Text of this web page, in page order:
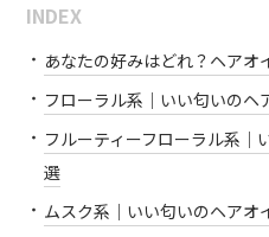
INDEX
あなたの好みはどれ？ヘアオ
フローラル系｜いい匂いのヘ
フルーティーフローラル系｜
選
ムスク系｜いい匂いのヘアオ